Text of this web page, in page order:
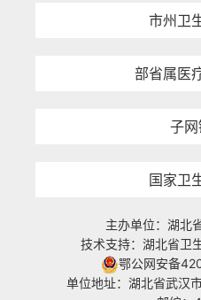
市州卫
部省属医
子
国家卫
主办单位：湖北
技术支持：湖北省卫
鄂公网安备
单位地址：湖北省武汉